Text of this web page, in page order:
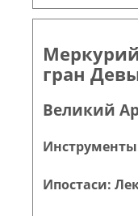
гран
Великий
Ипостаси: